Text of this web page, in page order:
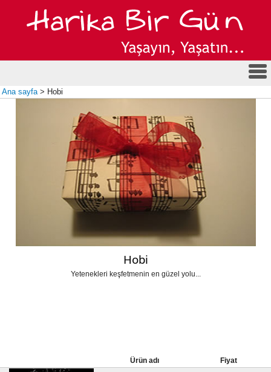
Ana sayfa> Hobi
Hobi
Yetenekleri keşfetmenin en güzel yolu...
Ürün adı Fiyat